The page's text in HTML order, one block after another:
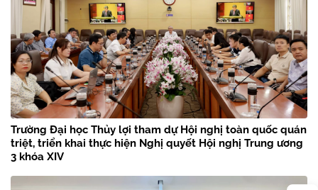
Trường Đại học Thủy lợi tham dự Hội nghị toàn quốc quán
triệt, triển khai thực hiện Nghị quyết Hội nghị Trung ương
3 khóa XIV